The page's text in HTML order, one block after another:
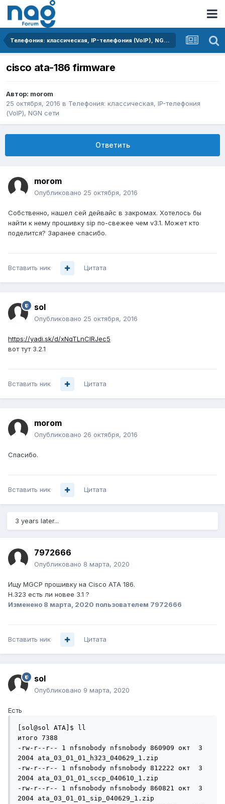
Телефония: классическая, IP-телефония (VoIP), NGN сети
cisco ata-186 firmware
Автор: morom
25 октября, 2016 в Телефония: классическая, IP-телефония
(VoIP), NGN сети
Ответить
morom
Опубликовано 25 октября, 2016
Собственно, нашел сей дейвайс в закромах. Хотелось бы
найти к нему прошивку sip по-свежее чем v3.1. Может кто
поделится? Заранее спасибо.
Вставить ник Цитата
sol
Опубликовано 25 октября, 2016
https://yadi.sk/d/xNqTLnClRJec5
вот тут 3.2.1
Вставить ник Цитата
morom
Опубликовано 26 октября, 2016
Спасибо.
Вставить ник Цитата
3 years later...
7972666
Опубликовано 8 марта, 2020
Ищу MGCP прошивку на Cisco ATA 186.
H.323 есть ли новее 3.1 ?
Изменено 8 марта, 2020 пользователем 7972666
Вставить ник Цитата
sol
Опубликовано 9 марта, 2020
Есть
[sol@sol ATA]$ ll
итого 7388
-rw-r--r-- 1 nfsnobody nfsnobody 860909 окт  3
2004 ata_03_01_01_h323_040629_1.zip
-rw-r--r-- 1 nfsnobody nfsnobody 812222 окт  3
2004 ata_03_01_01_sccp_040610_1.zip
-rw-r--r-- 1 nfsnobody nfsnobody 860821 окт  3
2004 ata_03_01_01_sip_040629_1.zip